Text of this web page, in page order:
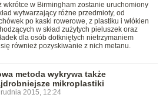
wkrótce w Birmingham zostanie uruchomiony
wytwarzający różne przedmioty, od
po kaski rowerowe, z plastiku i włókien
w skład zużytych pieluszek oraz
dla osób dotkniętych nietrzymaniem
również pozyskiwanie z nich metanu.
metoda wykrywa także
mikroplastiki
2015, 12:24